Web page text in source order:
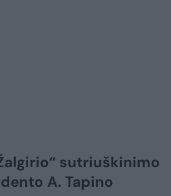
sutriuškinimo
A. Tapino